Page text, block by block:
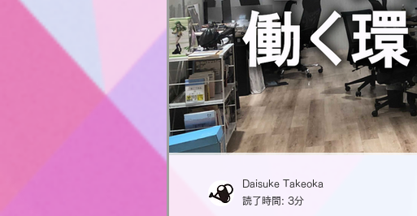
Daisuke Takeoka
読了時間: 3分